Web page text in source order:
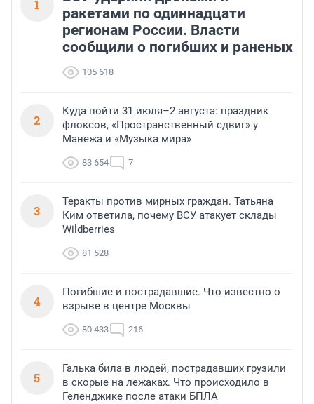
1
ракетами по одиннадцати
регионам России. Власти
сообщили о погибших и раненых
105 618
2
Куда пойти 31 июля–2 августа: праздник
флоксов, «Пространственный сдвиг» у
Манежа и «Музыка мира»
83 654 7
3
Теракты против мирных граждан. Татьяна
Ким ответила, почему ВСУ атакует склады
Wildberries
81 528
4
Погибшие и пострадавшие. Что известно о
взрыве в центре Москвы
80 433 216
5
Галька била в людей, пострадавших грузили
в скорые на лежаках. Что происходило в
Геленджике после атаки БПЛА